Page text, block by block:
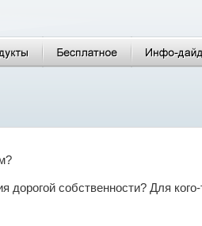
дорогой собственности? Для